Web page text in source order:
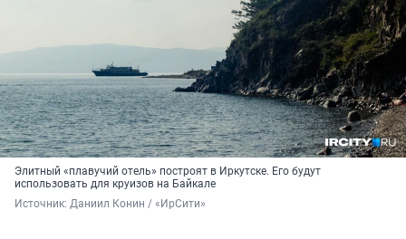
Элитный «плавучий отель» построят в Иркутске. Его будут
использовать для круизов на Байкале
Источник: Даниил Конин / «ИрСити»